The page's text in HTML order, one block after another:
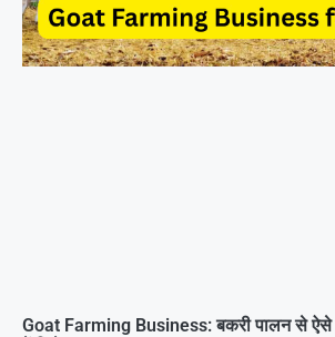
Goat Farming Business: बकरी पालन से ऐसे